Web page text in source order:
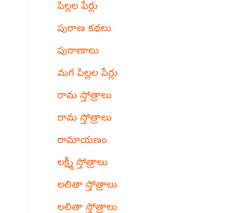
పిల్లల పేర్లు
పురాణ కథలు
పురాణాలు
మగ పిల్లల పేర్లు
రామ స్తోత్రాలు
రామ స్తోత్రాలు
రామాయణం
లక్ష్మీ స్తోత్రాలు
లలితా స్తోత్రాలు
లలితా స్తోత్రాలు